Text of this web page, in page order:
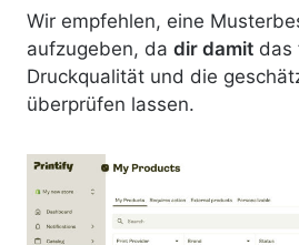
Wir empfehlen, eine
aufzugeben, da dir damit das
Druckqualität und die
überprüfen lassen.